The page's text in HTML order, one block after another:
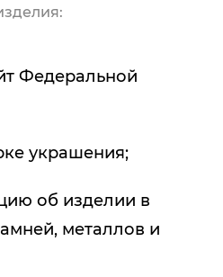
Федеральной
украшения;
об изделии в
металлов и